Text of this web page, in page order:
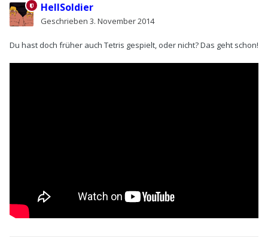
HellSoldier
Geschrieben 3. November 2014
Du hast doch früher auch Tetris gespielt, oder nicht? Das geht schon!